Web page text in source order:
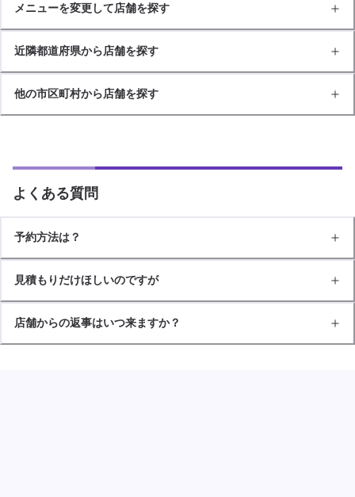
メニューを変更して店舗を探す
近隣都道府県から店舗を探す
他の市区町村から店舗を探す
よくある質問
予約方法は？
見積もりだけほしいのですが
店舗からの返事はいつ来ますか？